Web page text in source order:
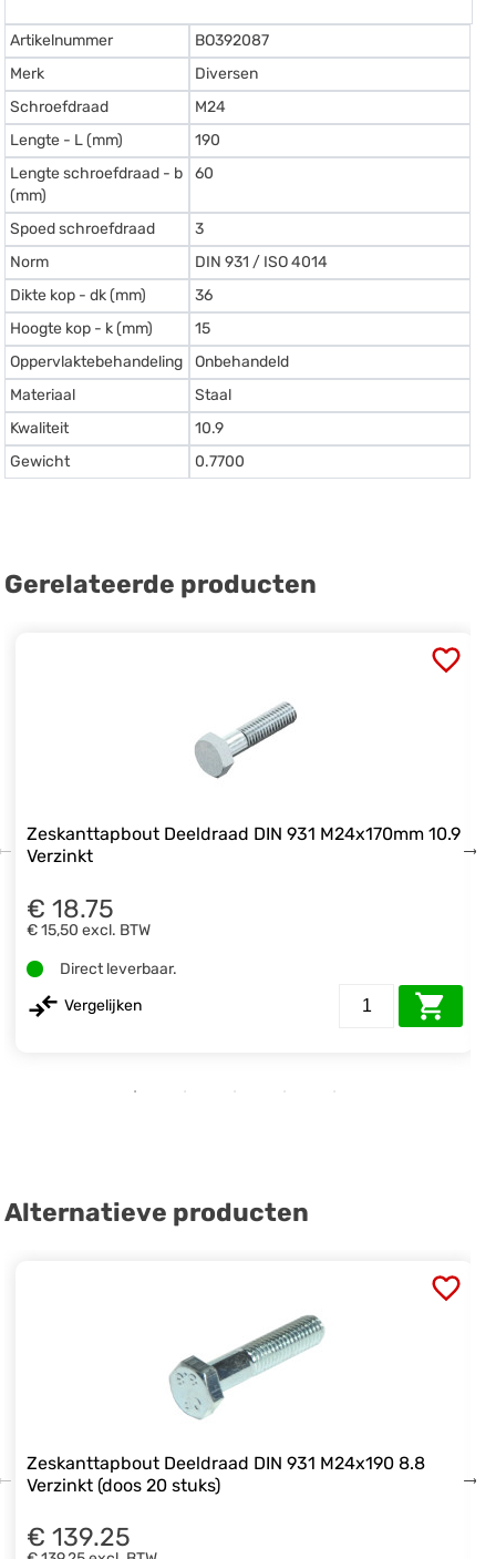
Artikelnummer
BO392087
Merk
Diversen
Schroefdraad
M24
Lengte - L (mm)
190
Lengte schroefdraad - b
(mm)
60
Spoed schroefdraad
3
Norm
DIN 931 / ISO 4014
Dikte kop - dk (mm)
36
Hoogte kop - k (mm)
15
Oppervlaktebehandeling
Onbehandeld
Materiaal
Staal
Kwaliteit
10.9
Gewicht
0.7700
Gerelateerde producten
Zeskanttapbout Deeldraad DIN 931 M24x170mm 10.9
Verzinkt
€ 18.75
€ 15,50 excl. BTW
Direct leverbaar.
Vergelijken
Alternatieve producten
Zeskanttapbout Deeldraad DIN 931 M24x190 8.8
Verzinkt (doos 20 stuks)
€ 139.25